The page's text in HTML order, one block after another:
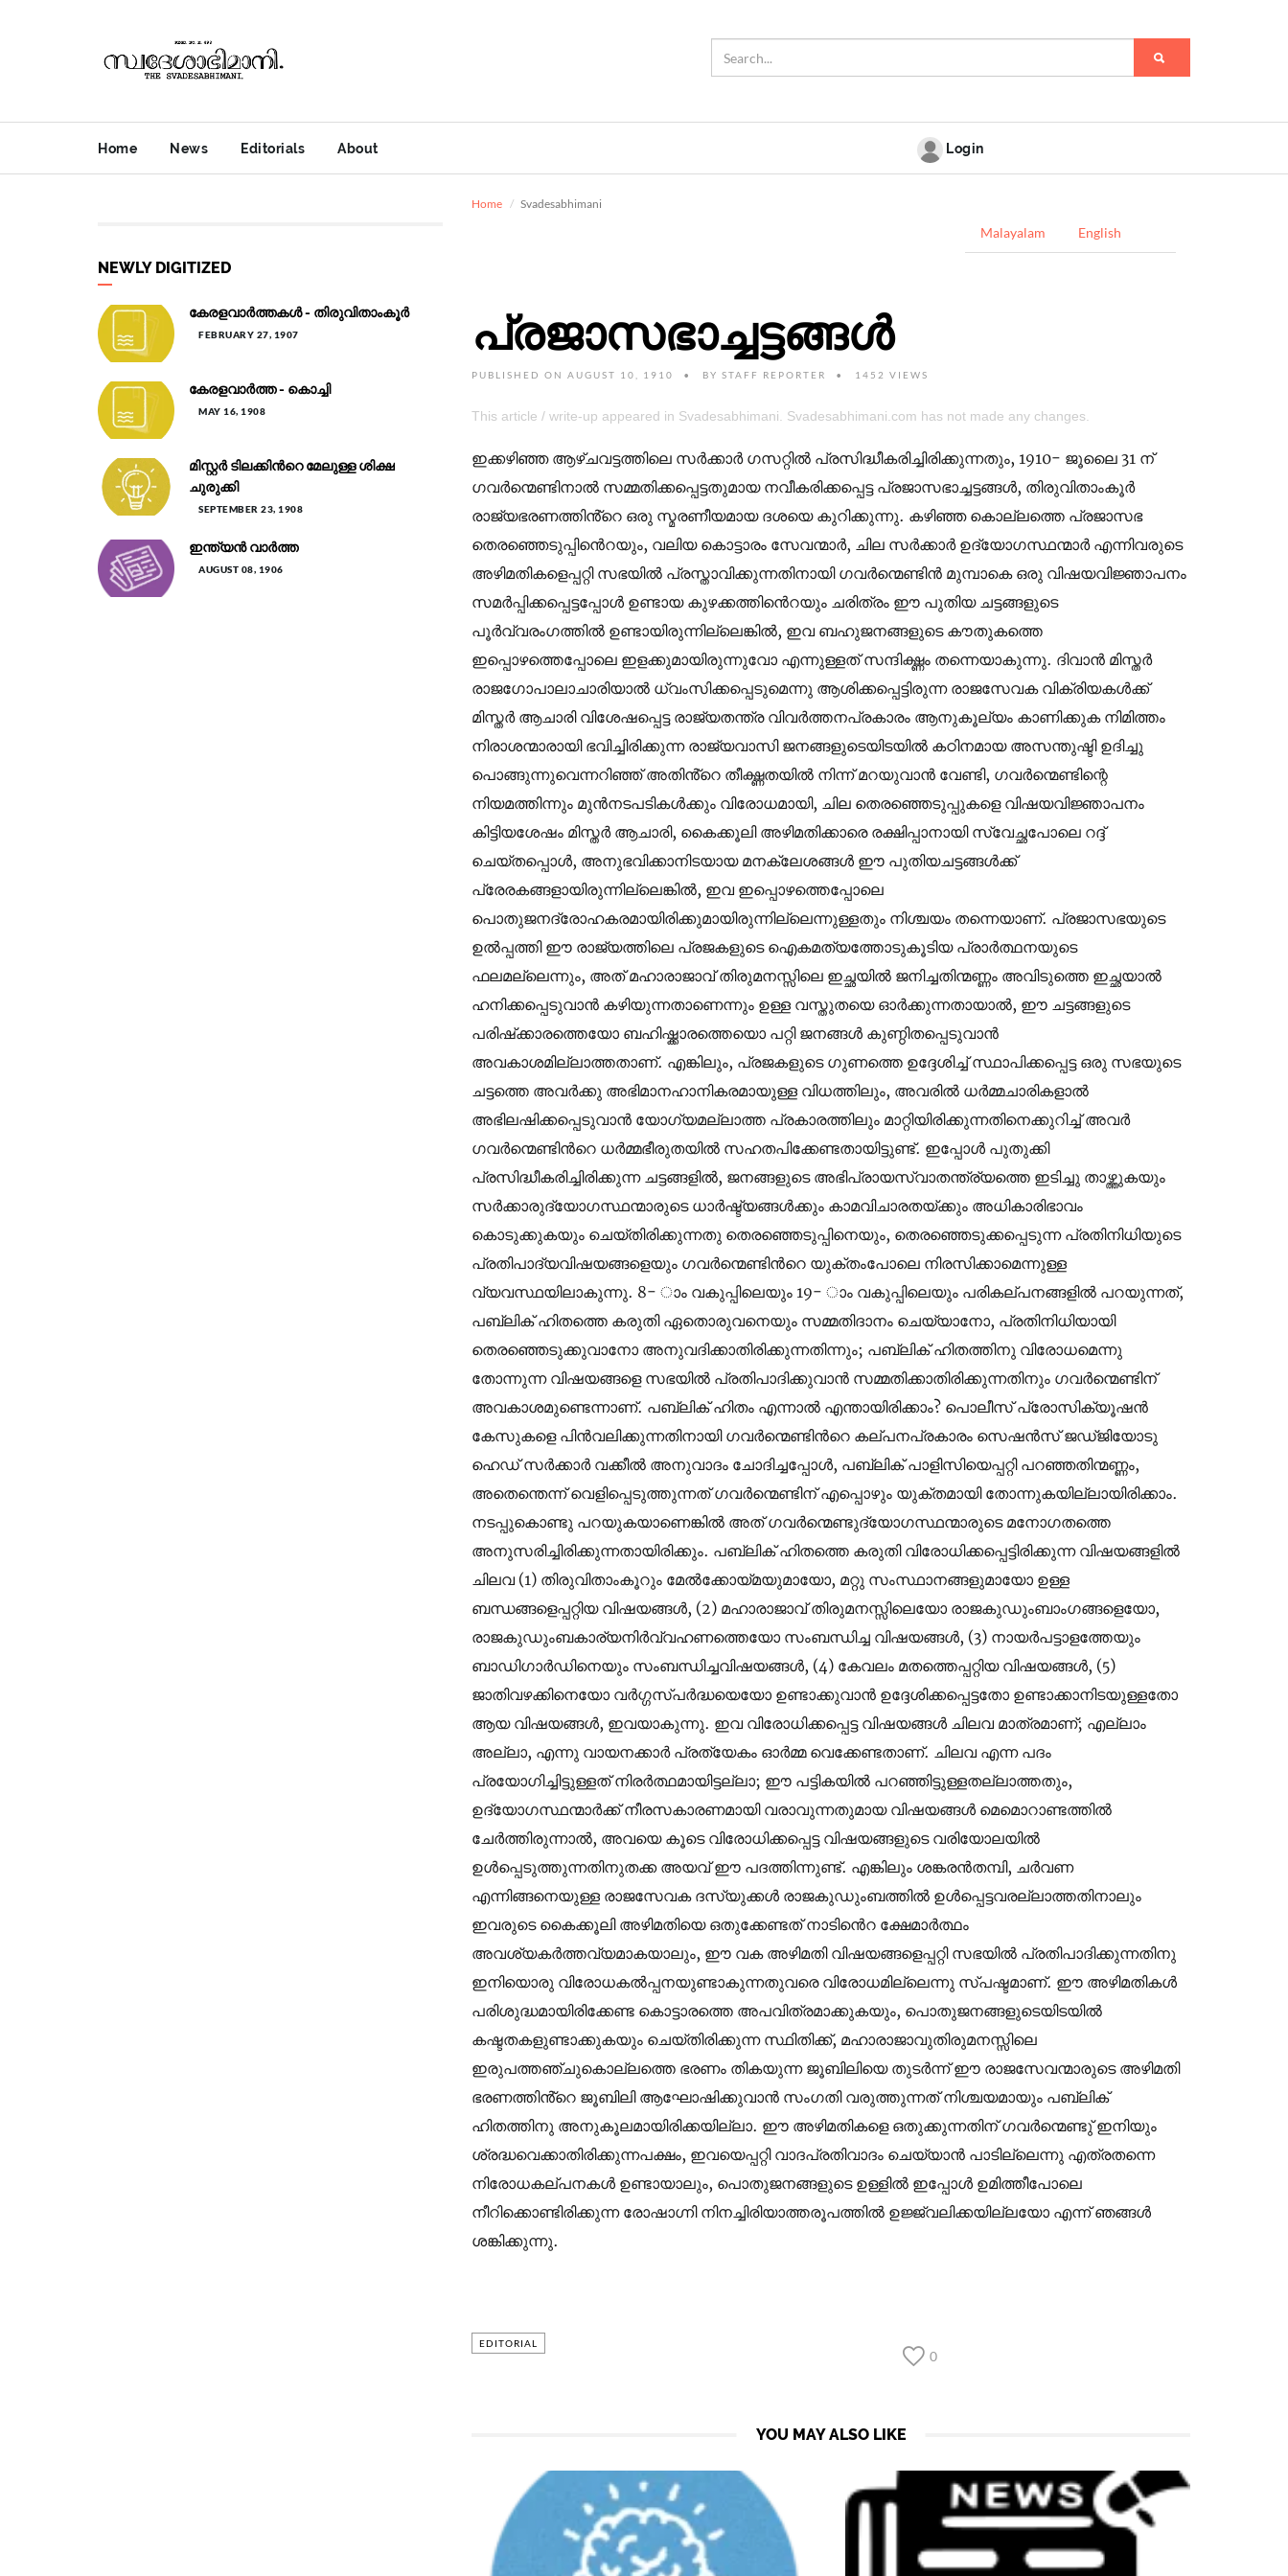
Home News Editorials About Login
NEWLY DIGITIZED
കേരളവാർത്തകൾ - തിരുവിതാംകൂർ
FEBRUARY 27, 1907
കേരളവാർത്ത - കൊച്ചി
MAY 16, 1908
മിസ്റ്റർ ടിലക്കിന്‍റെ മേലുള്ള ശിക്ഷ
ചുരുക്കി
SEPTEMBER 23, 1908
ഇന്ത്യൻ വാർത്ത
AUGUST 08, 1906
Home Svadesabhimani
Malayalam English
പ്രജാസഭാച്ചട്ടങ്ങൾ
PUBLISHED ON AUGUST 10, 1910 BY STAFF REPORTER 1452 VIEWS
This article / write-up appeared in Svadesabhimani. Svadesabhimani.com has not made any changes.
ഇക്കഴിഞ്ഞ ആഴ്ചവട്ടത്തിലെ സർക്കാർ ഗസറ്റിൽ പ്രസിദ്ധീകരിച്ചിരിക്കുന്നതും, 1910- ജൂലൈ 31 ന്
ഗവർന്മെണ്ടിനാൽ സമ്മതിക്കപ്പെട്ടതുമായ നവീകരിക്കപ്പെട്ട പ്രജാസഭാച്ചട്ടങ്ങൾ, തിരുവിതാംകൂർ
രാജ്യഭരണത്തിൻ്റെ ഒരു സ്മരണീയമായ ദശയെ കുറിക്കുന്നു. കഴിഞ്ഞ കൊല്ലത്തെ പ്രജാസഭ
തെരഞ്ഞെടുപ്പിൻെറയും, വലിയ കൊട്ടാരം സേവന്മാർ, ചില സർക്കാർ ഉദ്യോഗസ്ഥന്മാർ എന്നിവരുടെ
അഴിമതികളെപ്പറ്റി സഭയിൽ പ്രസ്താവിക്കുന്നതിനായി ഗവർന്മെണ്ടിൻ മുമ്പാകെ ഒരു വിഷയവിജ്ഞാപനം
സമർപ്പിക്കപ്പെട്ടപ്പോൾ ഉണ്ടായ കുഴക്കത്തിൻെറയും ചരിത്രം ഈ പുതിയ ചട്ടങ്ങളുടെ
പൂർവ്വരംഗത്തിൽ ഉണ്ടായിരുന്നില്ലെങ്കിൽ, ഇവ ബഹുജനങ്ങളുടെ കൗതുകത്തെ
ഇപ്പൊഴത്തെപ്പോലെ ഇളക്കുമായിരുന്നുവോ എന്നുള്ളത് സന്ദിഗ്ദ്ധം തന്നെയാകുന്നു. ദിവാൻ മിസ്തർ
രാജഗോപാലാചാരിയാൽ ധ്വംസിക്കപ്പെടുമെന്നു ആശിക്കപ്പെട്ടിരുന്ന രാജസേവക വിക്രിയകൾക്ക്
മിസ്തർ ആചാരി വിശേഷപ്പെട്ട രാജ്യതന്ത്ര വിവർത്തനപ്രകാരം ആനുകൂല്യം കാണിക്കുക നിമിത്തം
നിരാശന്മാരായി ഭവിച്ചിരിക്കുന്ന രാജ്യവാസി ജനങ്ങളുടെയിടയിൽ കഠിനമായ അസന്തുഷ്ടി ഉദിച്ചു
പൊങ്ങുന്നുവെന്നറിഞ്ഞ് അതിൻ്റെ തീക്ഷ്ണതയിൽ നിന്ന് മറയുവാൻ വേണ്ടി, ഗവർന്മെണ്ടിന്റെ
നിയമത്തിന്നും മുൻനടപടികൾക്കും വിരോധമായി, ചില തെരഞ്ഞെടുപ്പുകളെ വിഷയവിജ്ഞാപനം
കിട്ടിയശേഷം മിസ്തർ ആചാരി, കൈക്കൂലി അഴിമതിക്കാരെ രക്ഷിപ്പാനായി സ്വേച്ഛപോലെ റദ്ദ്
ചെയ്തപ്പൊൾ, അനുഭവിക്കാനിടയായ മനക്ലേശങ്ങൾ ഈ പുതിയചട്ടങ്ങൾക്ക്
പ്രേരകങ്ങളായിരുന്നില്ലെങ്കിൽ, ഇവ ഇപ്പൊഴത്തെപ്പോലെ
പൊതുജനദ്രോഹകരമായിരിക്കുമായിരുന്നില്ലെന്നുള്ളതും നിശ്ചയം തന്നെയാണ്. പ്രജാസഭയുടെ
ഉൽപ്പത്തി ഈ രാജ്യത്തിലെ പ്രജകളുടെ ഐകമത്യത്തോടുകൂടിയ പ്രാർത്ഥനയുടെ
ഫലമല്ലെന്നും, അത് മഹാരാജാവ് തിരുമനസ്സിലെ ഇച്ഛയിൽ ജനിച്ചതിന്മണ്ണം അവിടുത്തെ ഇച്ഛയാൽ
ഹനിക്കപ്പെടുവാൻ കഴിയുന്നതാണെന്നും ഉള്ള വസ്തുതയെ ഓർക്കുന്നതായാൽ, ഈ ചട്ടങ്ങളുടെ
പരിഷ്‌ക്കാരത്തെയോ ബഹിഷ്ക്കാരത്തെയൊ പറ്റി ജനങ്ങൾ കുണ്ഠിതപ്പെടുവാൻ
അവകാശമില്ലാത്തതാണ്. എങ്കിലും, പ്രജകളുടെ ഗുണത്തെ ഉദ്ദേശിച്ച് സ്ഥാപിക്കപ്പെട്ട ഒരു സഭയുടെ
ചട്ടത്തെ അവർക്കു അഭിമാനഹാനികരമായുള്ള വിധത്തിലും, അവരിൽ ധർമ്മചാരികളാൽ
അഭിലഷിക്കപ്പെടുവാൻ യോഗ്യമല്ലാത്ത പ്രകാരത്തിലും മാറ്റിയിരിക്കുന്നതിനെക്കുറിച്ച് അവർ
ഗവർന്മെണ്ടിന്‍റെ ധർമ്മഭീരുതയിൽ സഹതപിക്കേണ്ടതായിട്ടുണ്ട്. ഇപ്പോൾ പുതുക്കി
പ്രസിദ്ധീകരിച്ചിരിക്കുന്ന ചട്ടങ്ങളിൽ, ജനങ്ങളുടെ അഭിപ്രായസ്വാതന്ത്ര്യത്തെ ഇടിച്ചു താഴ്ത്തുകയും
സർക്കാരുദ്യോഗസ്ഥന്മാരുടെ ധാർഷ്ട്യങ്ങൾക്കും കാമവിചാരതയ്ക്കും അധികാരിഭാവം
കൊടുക്കുകയും ചെയ്‌തിരിക്കുന്നതു തെരഞ്ഞെടുപ്പിനെയും, തെരഞ്ഞെടുക്കപ്പെടുന്ന പ്രതിനിധിയുടെ
പ്രതിപാദ്യവിഷയങ്ങളെയും ഗവർന്മെണ്ടിന്‍റെ യുക്തംപോലെ നിരസിക്കാമെന്നുള്ള
വ്യവസ്ഥയിലാകുന്നു. 8- ാം വകുപ്പിലെയും 19- ാം വകുപ്പിലെയും പരികല്പനങ്ങളിൽ പറയുന്നത്,
പബ്ലിക് ഹിതത്തെ കരുതി ഏതൊരുവനെയും സമ്മതിദാനം ചെയ്യാനോ, പ്രതിനിധിയായി
തെരഞ്ഞെടുക്കുവാനോ അനുവദിക്കാതിരിക്കുന്നതിന്നും; പബ്ലിക് ഹിതത്തിനു വിരോധമെന്നു
തോന്നുന്ന വിഷയങ്ങളെ സഭയിൽ പ്രതിപാദിക്കുവാൻ സമ്മതിക്കാതിരിക്കുന്നതിനും ഗവർന്മെണ്ടിന്
അവകാശമുണ്ടെന്നാണ്. പബ്ലിക് ഹിതം എന്നാൽ എന്തായിരിക്കാം? പൊലീസ് പ്രോസിക്യൂഷൻ
കേസുകളെ പിൻവലിക്കുന്നതിനായി ഗവർന്മെണ്ടിന്‍റെ കല്പനപ്രകാരം സെഷൻസ് ജഡ്‌ജിയോടു
ഹെഡ്‌ സർക്കാർ വക്കീൽ അനുവാദം ചോദിച്ചപ്പോൾ, പബ്ലിക് പാളിസിയെപ്പറ്റി പറഞ്ഞതിന്മണ്ണം,
അതെന്തെന്ന് വെളിപ്പെടുത്തുന്നത് ഗവർന്മെണ്ടിന് എപ്പൊഴും യുക്തമായി തോന്നുകയില്ലായിരിക്കാം.
നടപ്പുകൊണ്ടു പറയുകയാണെങ്കിൽ അത് ഗവർന്മെണ്ടുദ്യോഗസ്ഥന്മാരുടെ മനോഗതത്തെ
അനുസരിച്ചിരിക്കുന്നതായിരിക്കും. പബ്ലിക് ഹിതത്തെ കരുതി വിരോധിക്കപ്പെട്ടിരിക്കുന്ന വിഷയങ്ങളിൽ
ചിലവ (1) തിരുവിതാംകൂറും മേൽക്കോയ്മയുമായോ, മറ്റു സംസ്ഥാനങ്ങളുമായോ ഉള്ള
ബന്ധങ്ങളെപ്പറ്റിയ വിഷയങ്ങൾ, (2) മഹാരാജാവ് തിരുമനസ്സിലെയോ രാജകുഡുംബാംഗങ്ങളെയോ,
രാജകുഡുംബകാര്യനിർവ്വഹണത്തെയോ സംബന്ധിച്ച വിഷയങ്ങൾ, (3) നായർപട്ടാളത്തേയും
ബാഡിഗാർഡിനെയും സംബന്ധിച്ചവിഷയങ്ങൾ, (4) കേവലം മതത്തെപ്പറ്റിയ വിഷയങ്ങൾ, (5)
ജാതിവഴക്കിനെയോ വർഗ്ഗസ്പർദ്ധയെയോ ഉണ്ടാക്കുവാൻ ഉദ്ദേശിക്കപ്പെട്ടതോ ഉണ്ടാക്കാനിടയുള്ളതോ
ആയ വിഷയങ്ങൾ, ഇവയാകുന്നു. ഇവ വിരോധിക്കപ്പെട്ട വിഷയങ്ങൾ ചിലവ മാത്രമാണ്; എല്ലാം
അല്ലാ, എന്നു വായനക്കാർ പ്രത്യേകം ഓർമ്മ വെക്കേണ്ടതാണ്. ചിലവ എന്ന പദം
പ്രയോഗിച്ചിട്ടുള്ളത് നിരർത്ഥമായിട്ടല്ലാ; ഈ പട്ടികയിൽ പറഞ്ഞിട്ടുള്ളതല്ലാത്തതും,
ഉദ്യോഗസ്ഥന്മാർക്ക് നീരസകാരണമായി വരാവുന്നതുമായ വിഷയങ്ങൾ മെമൊറാണ്ടത്തിൽ
ചേർത്തിരുന്നാൽ, അവയെ കൂടെ വിരോധിക്കപ്പെട്ട വിഷയങ്ങളുടെ വരിയോലയിൽ
ഉൾപ്പെടുത്തുന്നതിനുതക്ക അയവ് ഈ പദത്തിന്നുണ്ട്. എങ്കിലും ശങ്കരൻതമ്പി, ചർവണ
എന്നിങ്ങനെയുള്ള രാജസേവക ദസ്യുക്കൾ രാജകുഡുംബത്തിൽ ഉൾപ്പെട്ടവരല്ലാത്തതിനാലും
ഇവരുടെ കൈക്കൂലി അഴിമതിയെ ഒതുക്കേണ്ടത് നാടിൻെറ ക്ഷേമാർത്ഥം
അവശ്യകർത്തവ്യമാകയാലും, ഈ വക അഴിമതി വിഷയങ്ങളെപ്പറ്റി സഭയിൽ പ്രതിപാദിക്കുന്നതിനു
ഇനിയൊരു വിരോധകൽപ്പനയുണ്ടാകുന്നതുവരെ വിരോധമില്ലെന്നു സ്പഷ്ടമാണ്. ഈ അഴിമതികൾ
പരിശുദ്ധമായിരിക്കേണ്ട കൊട്ടാരത്തെ അപവിത്രമാക്കുകയും, പൊതുജനങ്ങളുടെയിടയിൽ
കഷ്ടതകളുണ്ടാക്കുകയും ചെയ്തിരിക്കുന്ന സ്ഥിതിക്ക്, മഹാരാജാവുതിരുമനസ്സിലെ
ഇരുപത്തഞ്ചുകൊല്ലത്തെ ഭരണം തികയുന്ന ജൂബിലിയെ തുടർന്ന് ഈ രാജസേവന്മാരുടെ അഴിമതി
ഭരണത്തിൻ്റെ ജൂബിലി ആഘോഷിക്കുവാൻ സംഗതി വരുത്തുന്നത് നിശ്ചയമായും പബ്ലിക്
ഹിതത്തിനു അനുകൂലമായിരിക്കയില്ലാ. ഈ അഴിമതികളെ ഒതുക്കുന്നതിന് ഗവർന്മെണ്ടു് ഇനിയും
ശ്രദ്ധവെക്കാതിരിക്കുന്നപക്ഷം, ഇവയെപ്പറ്റി വാദപ്രതിവാദം ചെയ്യാൻ പാടില്ലെന്നു എത്രതന്നെ
നിരോധകല്പനകൾ ഉണ്ടായാലും, പൊതുജനങ്ങളുടെ ഉള്ളിൽ ഇപ്പോൾ ഉമിത്തീപോലെ
നീറിക്കൊണ്ടിരിക്കുന്ന രോഷാഗ്നി നിനച്ചിരിയാത്തരൂപത്തിൽ ഉജ്ജ്വലിക്കയില്ലയോ എന്ന് ഞങ്ങൾ
ശങ്കിക്കുന്നു.
EDITORIAL
0
YOU MAY ALSO LIKE